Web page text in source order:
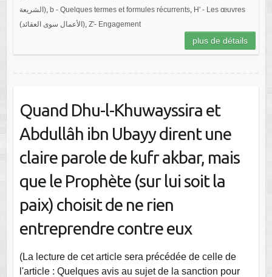
الشريعة), b - Quelques termes et formules récurrents, H' - Les œuvres
(الأعمال سوى العقائد), Z'- Engagement
plus de détails
Quand Dhu-l-Khuwayssira et
Abdullâh ibn Ubayy dirent une
claire parole de kufr akbar, mais
que le Prophète (sur lui soit la
paix) choisit de ne rien
entreprendre contre eux
(La lecture de cet article sera précédée de celle de
l'article : Quelques avis au sujet de la sanction pour